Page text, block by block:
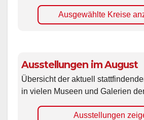
Ausgewählte Kreise
Ausstellungen im August
Übersicht der aktuell
in vielen Museen und Galerien
Ausstellungen